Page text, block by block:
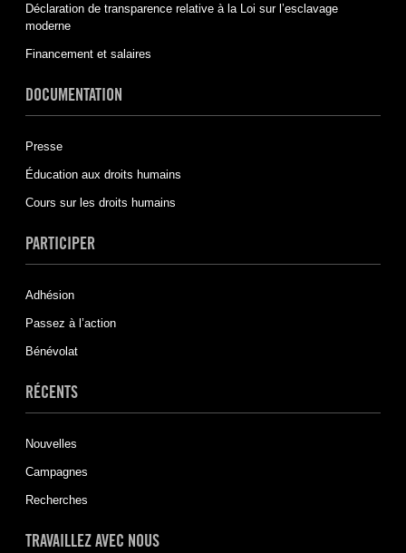
Déclaration de transparence relative à la Loi sur l’esclavage
moderne
Financement et salaires
DOCUMENTATION
Presse
Éducation aux droits humains
Cours sur les droits humains
PARTICIPER
Adhésion
Passez à l’action
Bénévolat
RÉCENTS
Nouvelles
Campagnes
Recherches
TRAVAILLEZ AVEC NOUS